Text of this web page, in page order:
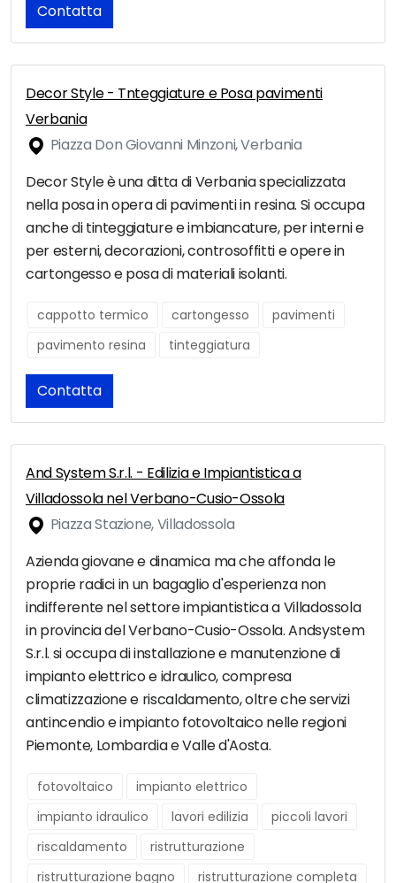
Contatta
Decor Style - Tnteggiature e Posa pavimenti
Verbania
Piazza Don Giovanni Minzoni, Verbania
Decor Style è una ditta di Verbania specializzata
nella posa in opera di pavimenti in resina. Si occupa
anche di tinteggiature e imbiancature, per interni e
per esterni, decorazioni, controsoffitti e opere in
cartongesso e posa di materiali isolanti.
cappotto termico cartongesso
pavimenti
pavimento resina
tinteggiatura
Contatta
And System S.r.l. - Edilizia e Impiantistica a
Villadossola nel Verbano-Cusio-Ossola
Piazza Stazione, Villadossola
Azienda giovane e dinamica ma che affonda le
proprie radici in un bagaglio d'esperienza non
indifferente nel settore impiantistica a Villadossola
in provincia del Verbano-Cusio-Ossola. Andsystem
S.r.l. si occupa di installazione e manutenzione di
impianto elettrico e idraulico, compresa
climatizzazione e riscaldamento, oltre che servizi
antincendio e impianto fotovoltaico nelle regioni
Piemonte, Lombardia e Valle d'Aosta.
fotovoltaico
impianto elettrico
impianto idraulico
lavori edilizia
piccoli lavori
riscaldamento
ristrutturazione
ristrutturazione bagno
ristrutturazione completa